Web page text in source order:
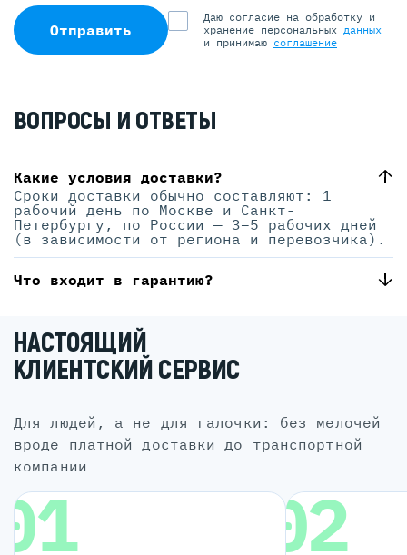
Отправить
Даю согласие на обработку и
хранение персональных данных
и принимаю соглашение
ВОПРОСЫ И ОТВЕТЫ
Какие условия доставки?
Сроки доставки обычно составляют: 1
рабочий день по Москве и Санкт-
Петербургу, по России — 3–5 рабочих дней
(в зависимости от региона и перевозчика).
Что входит в гарантию?
НАСТОЯЩИЙ
КЛИЕНТСКИЙ СЕРВИС
для людей, а не для галочки: без мелочей
вроде платной доставки до транспортной
компании
02